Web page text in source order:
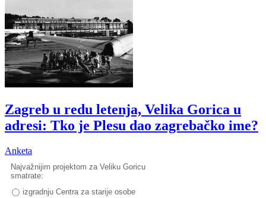
Zagreb u redu letenja, Velika Gorica u
adresi: Tko je Plesu dao zagrebačko ime?
Anketa
Najvažnijim projektom za Veliku Goricu
smatrate:
izgradnju Centra za starije osobe